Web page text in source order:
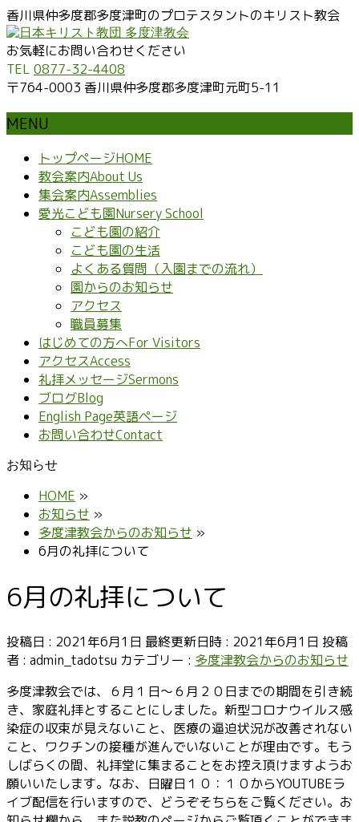
香川県仲多度郡多度津町のプロテスタントのキリスト教会
お気軽にお問い合わせください
TEL 0877-32-4408
〒764-0003 香川県仲多度郡多度津町元町5-11
MENU
トップページHOME
教会案内About Us
集会案内Assemblies
愛光こども園Nursery School
こども園の紹介
こども園の生活
よくある質問（入園までの流れ）
園からのお知らせ
アクセス
職員募集
はじめての方へFor Visitors
アクセスAccess
礼拝メッセージSermons
ブログBlog
English Page英語ページ
お問い合わせContact
お知らせ
HOME »
お知らせ »
多度津教会からのお知らせ »
6月の礼拝について
6月の礼拝について
投稿日 : 2021年6月1日 最終更新日時 : 2021年6月1日 投稿
者 : admin_tadotsu カテゴリー : 多度津教会からのお知らせ
多度津教会では、６月１日～６月２０日までの期間を引き続
き、家庭礼拝とすることにしました。新型コロナウイルス感
染症の収束が見えないこと、医療の逼迫状況が改善されない
こと、ワクチンの接種が進んでいないことが理由です。もう
しばらくの間、礼拝堂に集まることをお控え頂けますようお
願いいたします。なお、日曜日１０：１０からYOUTUBEラ
イブ配信を行いますので、どうぞそちらをご覧ください。お